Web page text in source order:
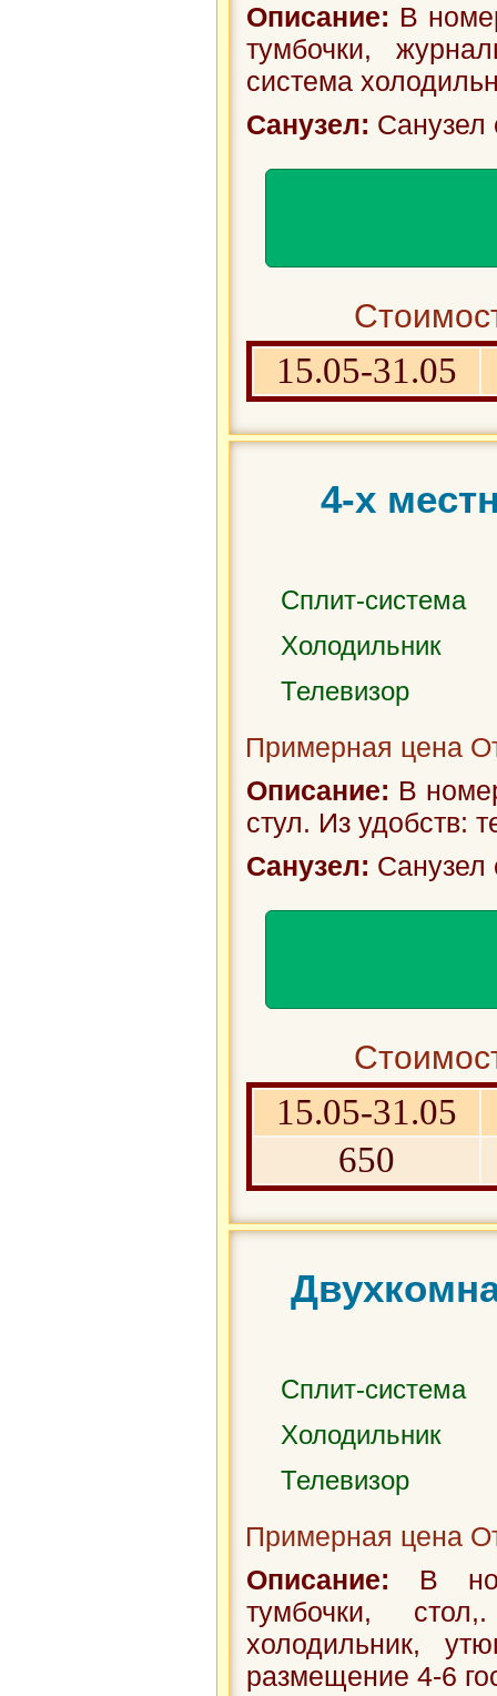
Описание: В
тумбочки,
система
Санузел:
15.05-31.05
4-х
Сплит-система
Холодильник
Телевизор
Примерная цена
Описание: В
стул. Из удобств:
Санузел:
15.05-31.05
650
Сплит-система
Холодильник
Телевизор
Примерная цена
Описание: В
тумбочки,
холодильник,
размещение 4-6